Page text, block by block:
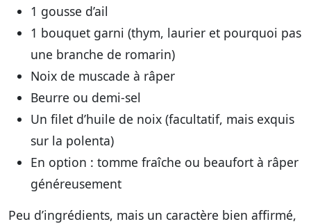
1 gousse d’ail
1 bouquet garni (thym, laurier et pourquoi pas
une branche de romarin)
Noix de muscade à râper
Beurre ou demi-sel
Un filet d’huile de noix (facultatif, mais exquis
sur la polenta)
En option : tomme fraîche ou beaufort à râper
généreusement
Peu d’ingrédients, mais un caractère bien affirmé,